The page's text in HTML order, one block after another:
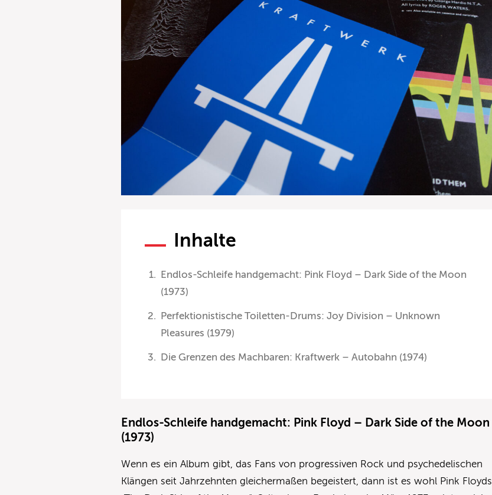
Inhalte
Endlos-Schleife handgemacht: Pink Floyd – Dark Side of the Moon
(1973)
Perfektionistische Toiletten-Drums: Joy Division – Unknown
Pleasures (1979)
Die Grenzen des Machbaren: Kraftwerk – Autobahn (1974)
Endlos-Schleife handgemacht: Pink Floyd – Dark Side of the Moon
(1973)
Wenn es ein Album gibt, das Fans von progressiven Rock und psychedelischen
Klängen seit Jahrzehnten gleichermaßen begeistert, dann ist es wohl Pink Floyds